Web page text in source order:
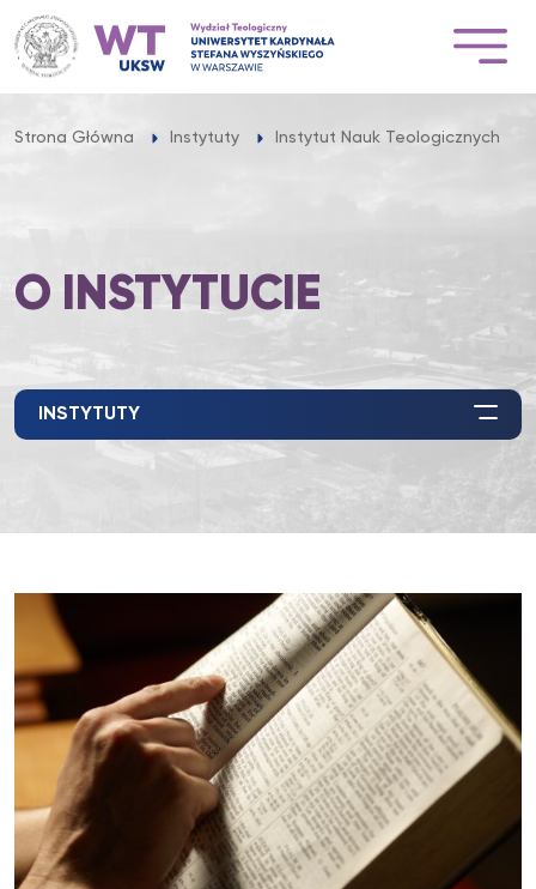
Przejdź
do
treści
Strona Główna Instytuty Instytut Nauk Teologicznych
O INSTYTUCIE
INSTYTUTY